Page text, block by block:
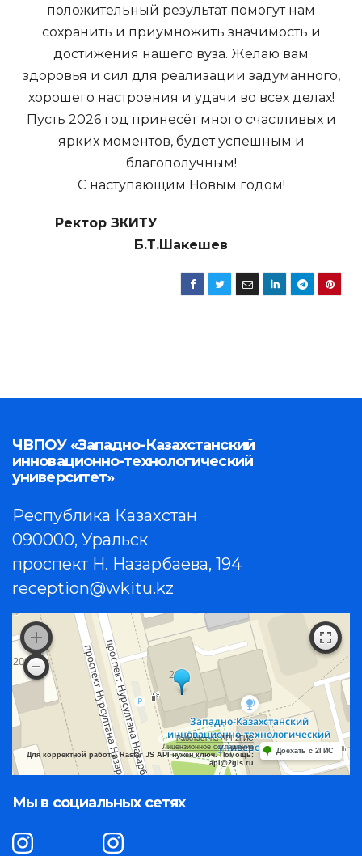
положительный результат помогут нам
сохранить и приумножить значимость и
достижения нашего вуза. Желаю вам
здоровья и сил для реализации задуманного,
хорошего настроения и удачи во всех делах!
Пусть 2026 год принесёт много счастливых и
ярких моментов, будет успешным и
благополучным!
С наступающим Новым годом!
Ректор ЗКИТУ
Б.Т.Шакешев
ЧВПОУ «Западно-Казахстанский
инновационно-технологический
университет»
Республика Казахстан
090000, Уральск
проспект Н. Назарбаева, 194
reception@wkitu.kz
Работает на API 2ГИС
Лицензионное соглашение
Для корректной работы Raster JS API нужен ключ. Помощь:
api@2gis.ru
Доехать с 2ГИС
Мы в социальных сетях